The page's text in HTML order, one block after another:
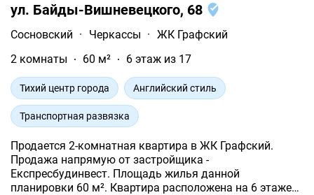
ул. Байды-Вишневецкого, 68
Сосновский · Черкассы · ЖК Графский
2 комнаты
60 м² 6 этаж из 17
Тихий центр города Английский стиль
Транспортная развязка
Продается 2-комнатная квартира в ЖК Графский.
Продажа напрямую от застройщика -
Експресбудинвест. Площадь жилья данной
планировки 60 м². Квартира расположена на 6 этаже